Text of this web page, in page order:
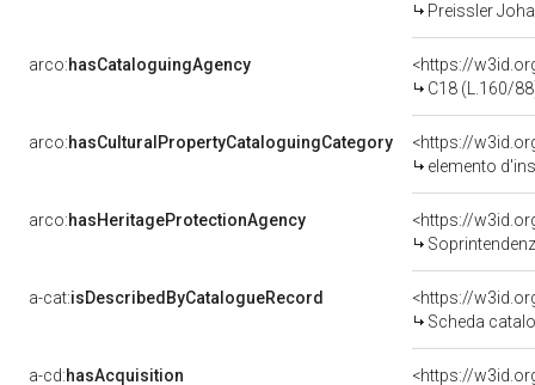
Preissler
arco:hasCataloguingAgency
<https://
C18 (L.160/
arco:hasCulturalPropertyCataloguingCategory
<https://
elemento
arco:hasHeritageProtectionAgency
<https://
a-cat:isDescribedByCatalogueRecord
<https://
Scheda
a-cd:hasAcquisition <https://